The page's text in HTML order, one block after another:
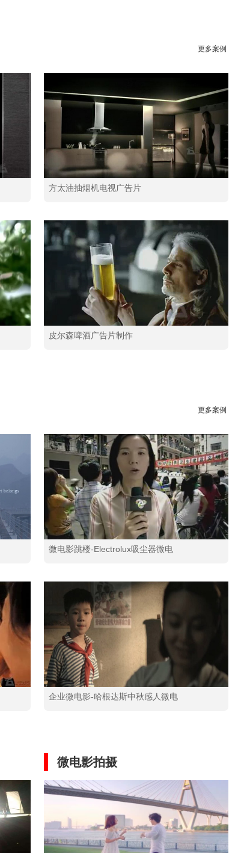
更多案例
方太油抽烟机电视广告片
皮尔森啤酒广告片制作
更多案例
微电影跳楼-Electrolux吸尘器微电
企业微电影-哈根达斯中秋感人微电
微电影拍摄